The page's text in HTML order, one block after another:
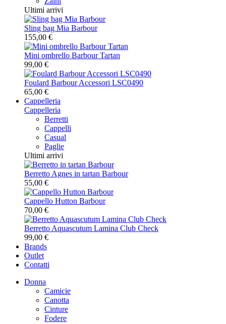
Ultimi arrivi
Sling bag Mia Barbour
155,00 €
Mini ombrello Barbour Tartan
99,00 €
Foulard Barbour Accessori LSC0490
65,00 €
Cappelleria
Cappelleria
Berretti
Cappelli
Casual
Paglie
Ultimi arrivi
Berretto Agnes in tartan Barbour
55,00 €
Cappello Hutton Barbour
70,00 €
Berretto Aquascutum Lamina Club Check
99,00 €
Brands
Outlet
Contatti
Donna
Camicie
Canotta
Cinture
Fodere